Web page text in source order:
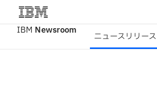
IBM Newsroom
ニュースリリース